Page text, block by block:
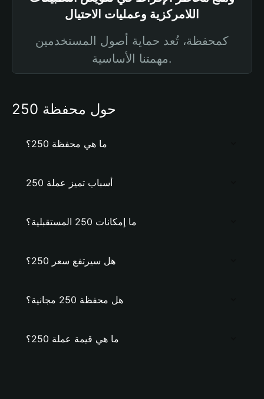
اللامركزية وعمليات الاحتيال
كمحفظة، تُعد حماية أصول المستخدمين
مهمتنا الأساسية.
حول محفظة 250
ما هي محفظة 250؟
أسباب تميز عملة 250
ما إمكانات 250 المستقبلية؟
هل سيرتفع سعر 250؟
هل محفظة 250 مجانية؟
ما هي قيمة عملة 250؟